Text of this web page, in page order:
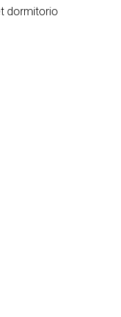
dormitorio